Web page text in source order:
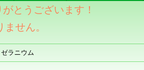
とうございます！
せん。
ラニウム